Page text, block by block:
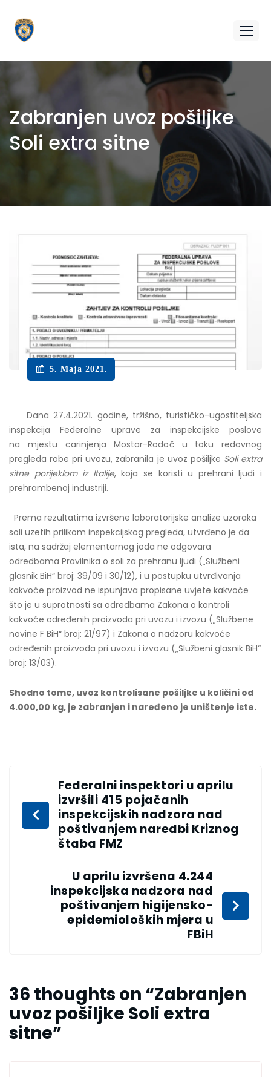
Zabranjen uvoz pošiljke
Soli extra sitne
5. Maja 2021.
Dana 27.4.2021. godine, tržišno, turističko-ugostiteljska
inspekcija Federalne uprave za inspekcijske poslove
na mjestu carinjenja Mostar-Rodoč u
toku redovnog
pregleda robe pri uvozu, zabranila je uvoz pošiljke Soli extra
sitne porijeklom iz Italije, koja se koristi u prehrani ljudi i
prehrambenoj industriji.
Prema rezultatima izvršene laboratorijske analize uzoraka
soli uzetih prilikom inspekcijskog pregleda, utvrđeno je da
ista, na sadržaj elementarnog joda ne odgovara
odredbama Pravilnika o soli za prehranu ljudi („Službeni
glasnik BiH“ broj: 39/09 i 30/12), i u postupku utvrđivanja
kakvoće proizvod ne ispunjava propisane uvjete kakvoće
što je u suprotnosti sa odredbama Zakona o kontroli
kakvoće određenih proizvoda pri uvozu i izvozu („Službene
novine F BiH“ broj: 21/97) i Zakona o nadzoru kakvoće
određenih proizvoda pri uvozu i izvozu („Službeni glasnik BiH“
broj: 13/03).
Shodno tome, uvoz kontrolisane pošiljke u količini od
4.000,00 kg, je zabranjen i naređeno je uništenje iste.
Federalni inspektori u aprilu
izvršili 415 pojačanih
inspekcijskih nadzora nad
poštivanjem naredbi Kriznog
štaba FMZ
U aprilu izvršena 4.244
inspekcijska nadzora nad
poštivanjem higijensko-
epidemioloških mjera u
FBiH
36 thoughts on “Zabranjen
uvoz pošiljke Soli extra
sitne”